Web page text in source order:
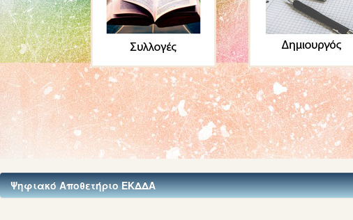
Ψηφιακό Αποθετήριο ΕΚΔΔΑ